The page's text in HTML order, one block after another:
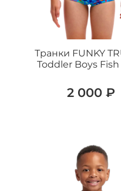
Транки FUNKY
Toddler Boys
2 000 ₽